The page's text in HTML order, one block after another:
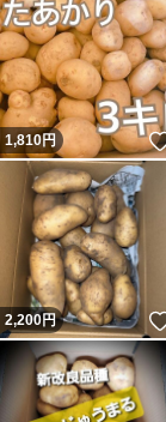
1,810円
2,200円